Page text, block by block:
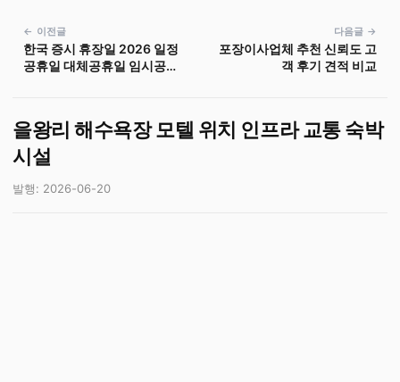
← 이전글
한국 증시 휴장일 2026 일정
공휴일 대체공휴일 임시공휴
다음글 →
포장이사업체 추천 신뢰도 고
객 후기 견적 비교
을왕리 해수욕장 모텔 위치 인프라 교통 숙박
시설
발행: 2026-06-20